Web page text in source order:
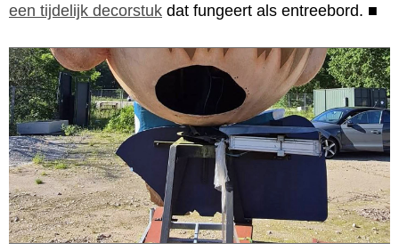
een tijdelijk decorstuk dat fungeert als entreebord. ■